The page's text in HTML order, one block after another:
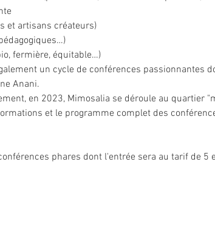
fermière, équitable…)
Anani.
en 2023, Mimosalia se déroule au quartier
et le programme complet des
phares dont l'entrée sera au tarif de